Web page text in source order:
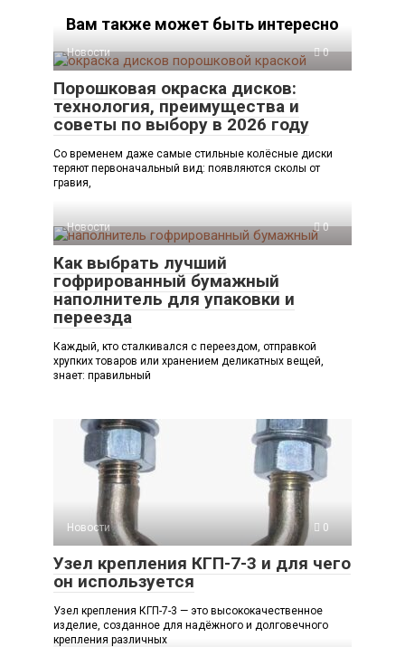
Вам также может быть интересно
Новости 0
Порошковая окраска дисков:
технология, преимущества и
советы по выбору в 2026 году
Со временем даже самые стильные колёсные диски
теряют первоначальный вид: появляются сколы от
гравия,
Новости 0
Как выбрать лучший
гофрированный бумажный
наполнитель для упаковки и
переезда
Каждый, кто сталкивался с переездом, отправкой
хрупких товаров или хранением деликатных вещей,
знает: правильный
Новости 0
Узел крепления КГП-7-3 и для чего
он используется
Узел крепления КГП-7-3 — это высококачественное
изделие, созданное для надёжного и долговечного
крепления различных